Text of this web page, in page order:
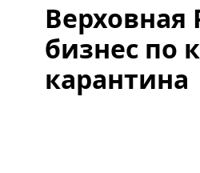
Верховная
бизнес по
карантина